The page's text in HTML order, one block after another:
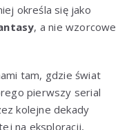
określa się jako
, a nie wzorcowe
tam, gdzie świat
pierwszy serial
kolejne dekady
na eksploracji,